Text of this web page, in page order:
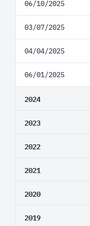
06/10/2025
03/07/2025
04/04/2025
06/01/2025
2024
2023
2022
2021
2020
2019